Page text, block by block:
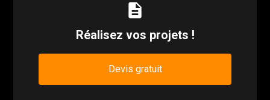
description
Réalisez vos projets !
Devis gratuit